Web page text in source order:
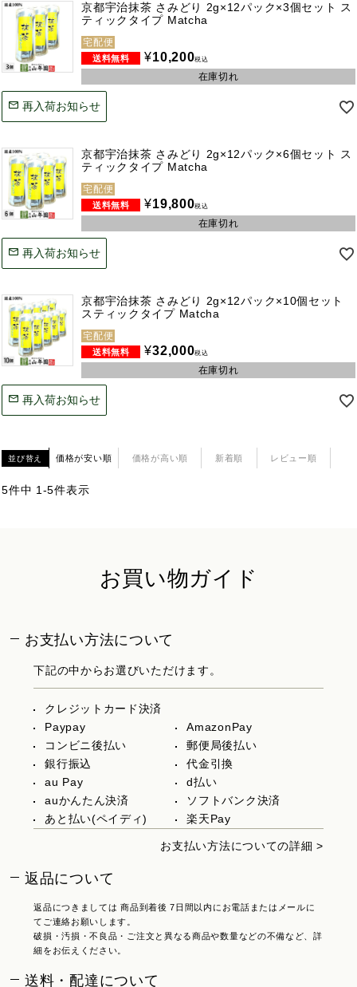
京都宇治抹茶 さみどり 2g×12パック×3個セット ス
ティックタイプ Matcha
宅配便
¥10,200税込
在庫切れ
再入荷お知らせ
京都宇治抹茶 さみどり 2g×12パック×6個セット ス
ティックタイプ Matcha
宅配便
¥19,800税込
在庫切れ
再入荷お知らせ
京都宇治抹茶 さみどり 2g×12パック×10個セット
スティックタイプ Matcha
宅配便
¥32,000税込
在庫切れ
再入荷お知らせ
並び替え 価格が安い順 価格が高い順 新着順 レビュー順
5件中 1 -5件表示
お買い物ガイド
お支払い方法について
下記の中からお選びいただけます。
クレジットカード決済
Paypay
AmazonPay
コンビニ後払い
郵便局後払い
銀行振込
代金引換
au Pay
d払い
auかんたん決済
ソフトバンク決済
あと払い(ペイディ)
楽天Pay
お支払い方法についての詳細 >
返品について
返品につきましては 商品到着後 7日間以内にお電話またはメールに
てご連絡お願いします。
破損・汚損・不良品・ご注文と異なる商品や数量などの不備など、詳
細をお伝えください。
送料・配達について